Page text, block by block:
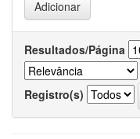
Resultados/Página
Registro(s)